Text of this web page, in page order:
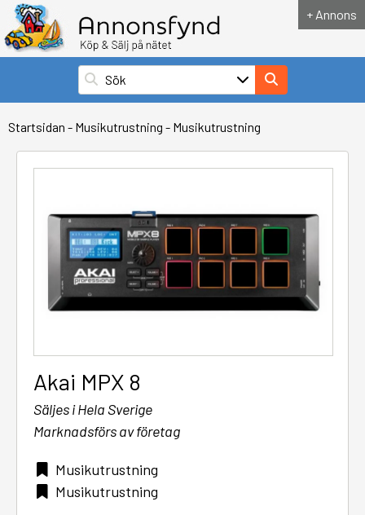
+ Annons
Startsidan - Musikutrustning - Musikutrustning
Akai MPX 8
Säljes i Hela Sverige
Marknadsförs av företag
Musikutrustning
Musikutrustning